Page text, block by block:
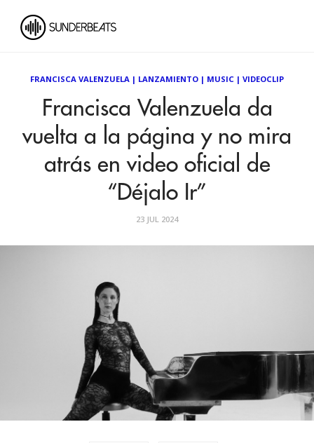
FRANCISCA VALENZUELA | LANZAMIENTO | MUSIC | VIDEOCLIP
Francisca Valenzuela da
vuelta a la página y no mira
atrás en video oficial de
“Déjalo Ir”
23 JUL 2024